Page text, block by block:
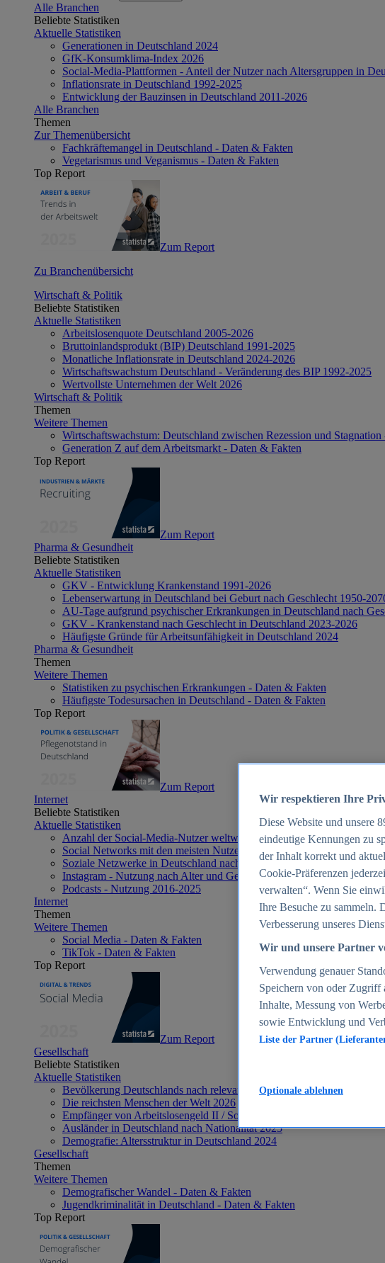
Alle Branchen
Beliebte Statistiken
Aktuelle Statistiken
Generationen in Deutschland 2024
GfK-Konsumklima-Index 2026
Social-Media-Plattformen - Anteil der Nutzer nach Altersgruppen in
Inflationsrate in Deutschland 1992-2025
Entwicklung der Bauzinsen in Deutschland 2011-2026
Alle Branchen
Themen
Zur Themenübersicht
Fachkräftemangel in Deutschland - Daten & Fakten
Vegetarismus und Veganismus - Daten & Fakten
Top Report
Zum Report
Zu Branchenübersicht
Wirtschaft & Politik
Beliebte Statistiken
Aktuelle Statistiken
Arbeitslosenquote Deutschland 2005-2026
Bruttoinlandsprodukt (BIP) Deutschland 1991-2025
Monatliche Inflationsrate in Deutschland 2024-2026
Wirtschaftswachstum Deutschland - Veränderung des BIP 1992-2025
Wertvollste Unternehmen der Welt 2026
Wirtschaft & Politik
Themen
Weitere Themen
Wirtschaftswachstum: Deutschland zwischen Rezession und
Generation Z auf dem Arbeitsmarkt - Daten & Fakten
Top Report
Zum Report
Pharma & Gesundheit
Beliebte Statistiken
Aktuelle Statistiken
GKV - Entwicklung Krankenstand 1991-2026
Lebenserwartung in Deutschland bei Geburt nach Geschlecht 1950-
AU-Tage aufgrund psychischer Erkrankungen in Deutschland nach
GKV - Krankenstand nach Geschlecht in Deutschland 2023-2026
Häufigste Gründe für Arbeitsunfähigkeit in Deutschland 2024
Pharma & Gesundheit
Themen
Weitere Themen
Statistiken zu psychischen Erkrankungen - Daten & Fakten
Häufigste Todesursachen in Deutschland - Daten & Fakten
Top Report
Zum Report
Internet
Beliebte Statistiken
Aktuelle Statistiken
Anzahl der Social-Media-Nutzer weltweit 2012-2025
Social Networks mit den meisten Nutzern weltweit 2025
Soziale Netzwerke in Deutschland nach Generationen 2025
Instagram - Nutzung nach Alter und Geschlecht in Deutschland 2025
Podcasts - Nutzung 2016-2025
Internet
Themen
Weitere Themen
Social Media - Daten & Fakten
TikTok - Daten & Fakten
Top Report
Zum Report
Gesellschaft
Beliebte Statistiken
Aktuelle Statistiken
Bevölkerung Deutschlands nach relevanten Altersgruppen 2024
Die reichsten Menschen der Welt 2026
Empfänger von Arbeitslosengeld II / Sozialgeld / Bürgergeld in
Ausländer in Deutschland nach Nationalität 2025
Demografie: Altersstruktur in Deutschland 2024
Gesellschaft
Themen
Weitere Themen
Demografischer Wandel - Daten & Fakten
Jugendkriminalität in Deutschland - Daten & Fakten
Top Report
Wir respektieren Ihre
Diese Website und unsere
eindeutige Kennungen zu
der Inhalt korrekt und
Cookie-Präferenzen
verwalten“. Wenn Sie
Ihre Besuche zu sammeln.
Verbesserung unseres
Wir und unsere Partner
Verwendung genauer
Speichern von oder Zugriff
Inhalte, Messung von
sowie Entwicklung und
Liste der Partner
Optionale ablehnen